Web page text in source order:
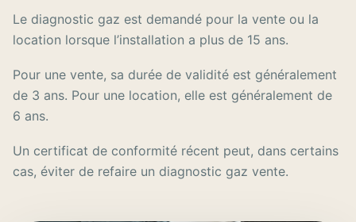
Le diagnostic gaz est demandé pour la vente ou la
location lorsque l’installation a plus de 15 ans.
Pour une vente, sa durée de validité est généralement
de 3 ans. Pour une location, elle est généralement de
6 ans.
Un certificat de conformité récent peut, dans certains
cas, éviter de refaire un diagnostic gaz vente.